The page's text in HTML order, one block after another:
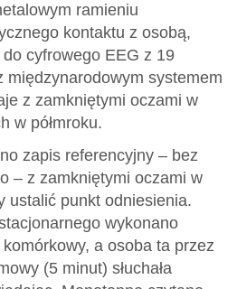
ramieniu
kontaktu z osobą,
do cyfrowego EEG z 19
międzynarodowym systemem
z zamkniętymi oczami w
w półmroku.
zapis referencyjny – bez
– z zamkniętymi oczami w
ustalić punkt odniesienia.
wykonano
a osoba ta przez
(5 minut) słuchała